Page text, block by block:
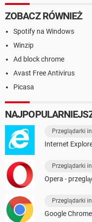
ZOBACZ RÓWNIEŻ
Spotify na Windows
Winzip
Ad block chrome
Avast Free Antivirus
Picasa
Przeglądarki
Internet
Przeglądarki
Opera -
Przeglądarki
Google